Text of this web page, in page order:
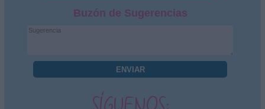
Buzón de Sugerencias